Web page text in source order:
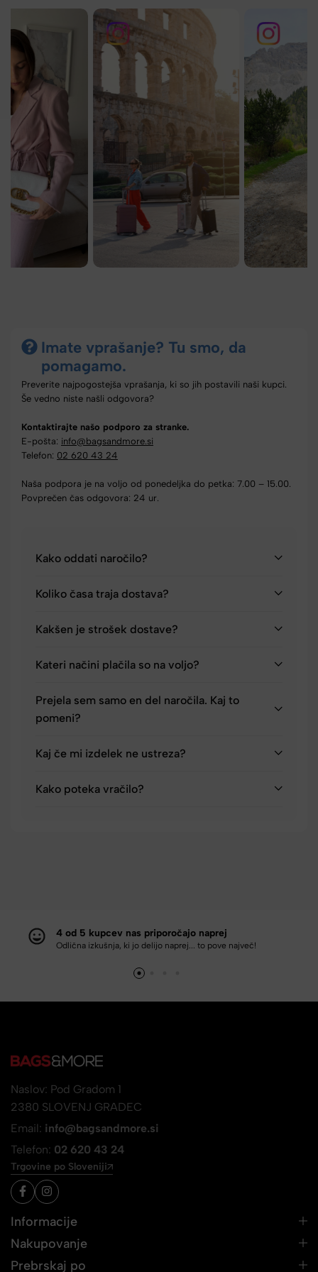
Imate vprašanje? Tu smo, da
pomagamo.
Preverite najpogostejša vprašanja, ki so jih postavili naši kupci.
Še vedno niste našli odgovora?
Kontaktirajte našo podporo za stranke.
E-pošta: info@bagsandmore.si
Telefon: 02 620 43 24
Naša podpora je na voljo od ponedeljka do petka: 7.00 – 15.00.
Povprečen čas odgovora: 24 ur.
Kako oddati naročilo?
Koliko časa traja dostava?
Kakšen je strošek dostave?
Kateri načini plačila so na voljo?
Prejela sem samo en del naročila. Kaj to
pomeni?
Kaj če mi izdelek ne ustreza?
Kako poteka vračilo?
4 od 5 kupcev nas priporočajo naprej
Odlična izkušnja, ki jo delijo naprej... to pove največ!
Naslov: Pod Gradom 1
2380 SLOVENJ GRADEC
Email: info@bagsandmore.si
Telefon: 02 620 43 24
Trgovine po Sloveniji
Informacije
Nakupovanje
Prebrskaj po